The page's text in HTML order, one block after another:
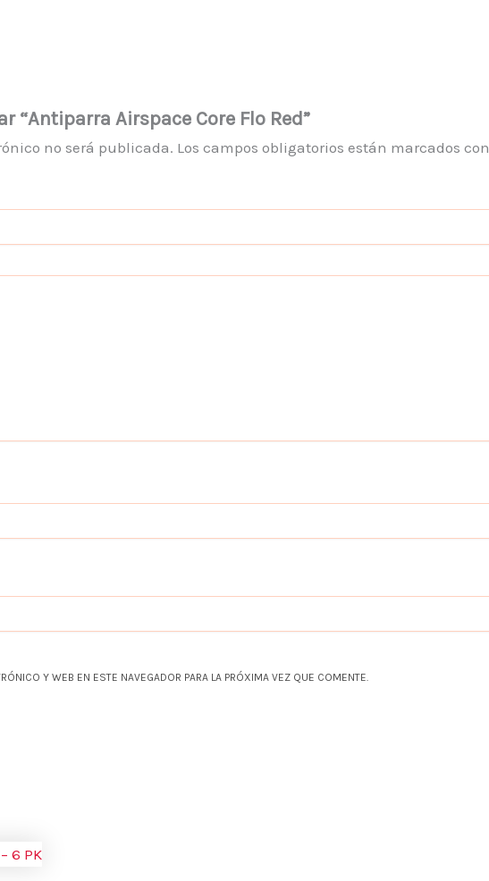
“Antiparra Airspace Core Flo Red”
no será publicada. Los campos obligatorios están marcados con
Y WEB EN ESTE NAVEGADOR PARA LA PRÓXIMA VEZ QUE COMENTE.